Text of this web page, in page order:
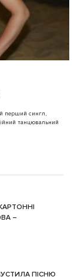
перший сингл,
танцювальний
–
ПІСНЮ